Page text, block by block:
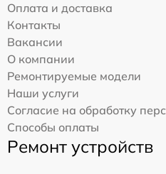
Оплата и доставка
Контакты
Вакансии
О компании
Ремонтируемые модели
Наши услуги
Согласие на обработку
Способы оплаты
Ремонт устройств